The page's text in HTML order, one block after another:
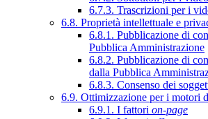
6.7.3. Trascrizioni per i
6.8. Proprietà intellettuale e
6.8.1. Pubblicazione di
Pubblica Amministrazione
6.8.2. Pubblicazione di
dalla Pubblica
6.8.3. Consenso dei
6.9. Ottimizzazione per i motori
6.9.1. I fattori on-page